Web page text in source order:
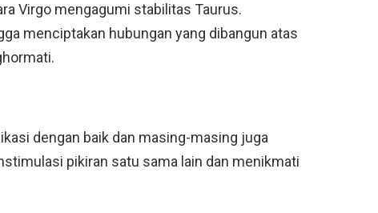
Virgo mengagumi stabilitas Taurus.
menciptakan hubungan yang dibangun atas
dengan baik dan masing-masing juga
pikiran satu sama lain dan menikmati